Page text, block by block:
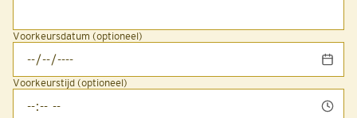
Voorkeursdatum (optioneel)
Voorkeurstijd (optioneel)